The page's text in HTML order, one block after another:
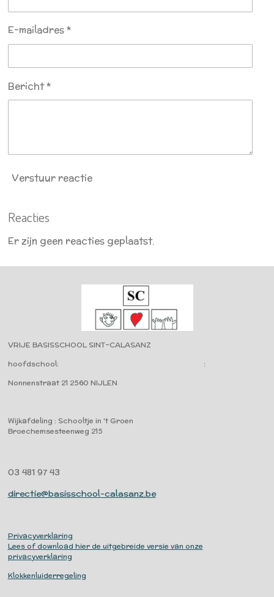
E-mailadres *
Bericht *
Verstuur reactie
Reacties
Er zijn geen reacties geplaatst.
VRIJE BASISSCHOOL SINT-CALASANZ
hoofdschool: :
Nonnenstraat 21 2560 NIJLEN
Wijkafdeling : Schooltje in 't Groen
Broechemsesteenweg 215
03 481 97 43
directie@basisschool-calasanz.be
Privacyverklaring
Lees of download hier de uitgebreide versie van onze
privacyverklaring
Klokkenluiderregeling